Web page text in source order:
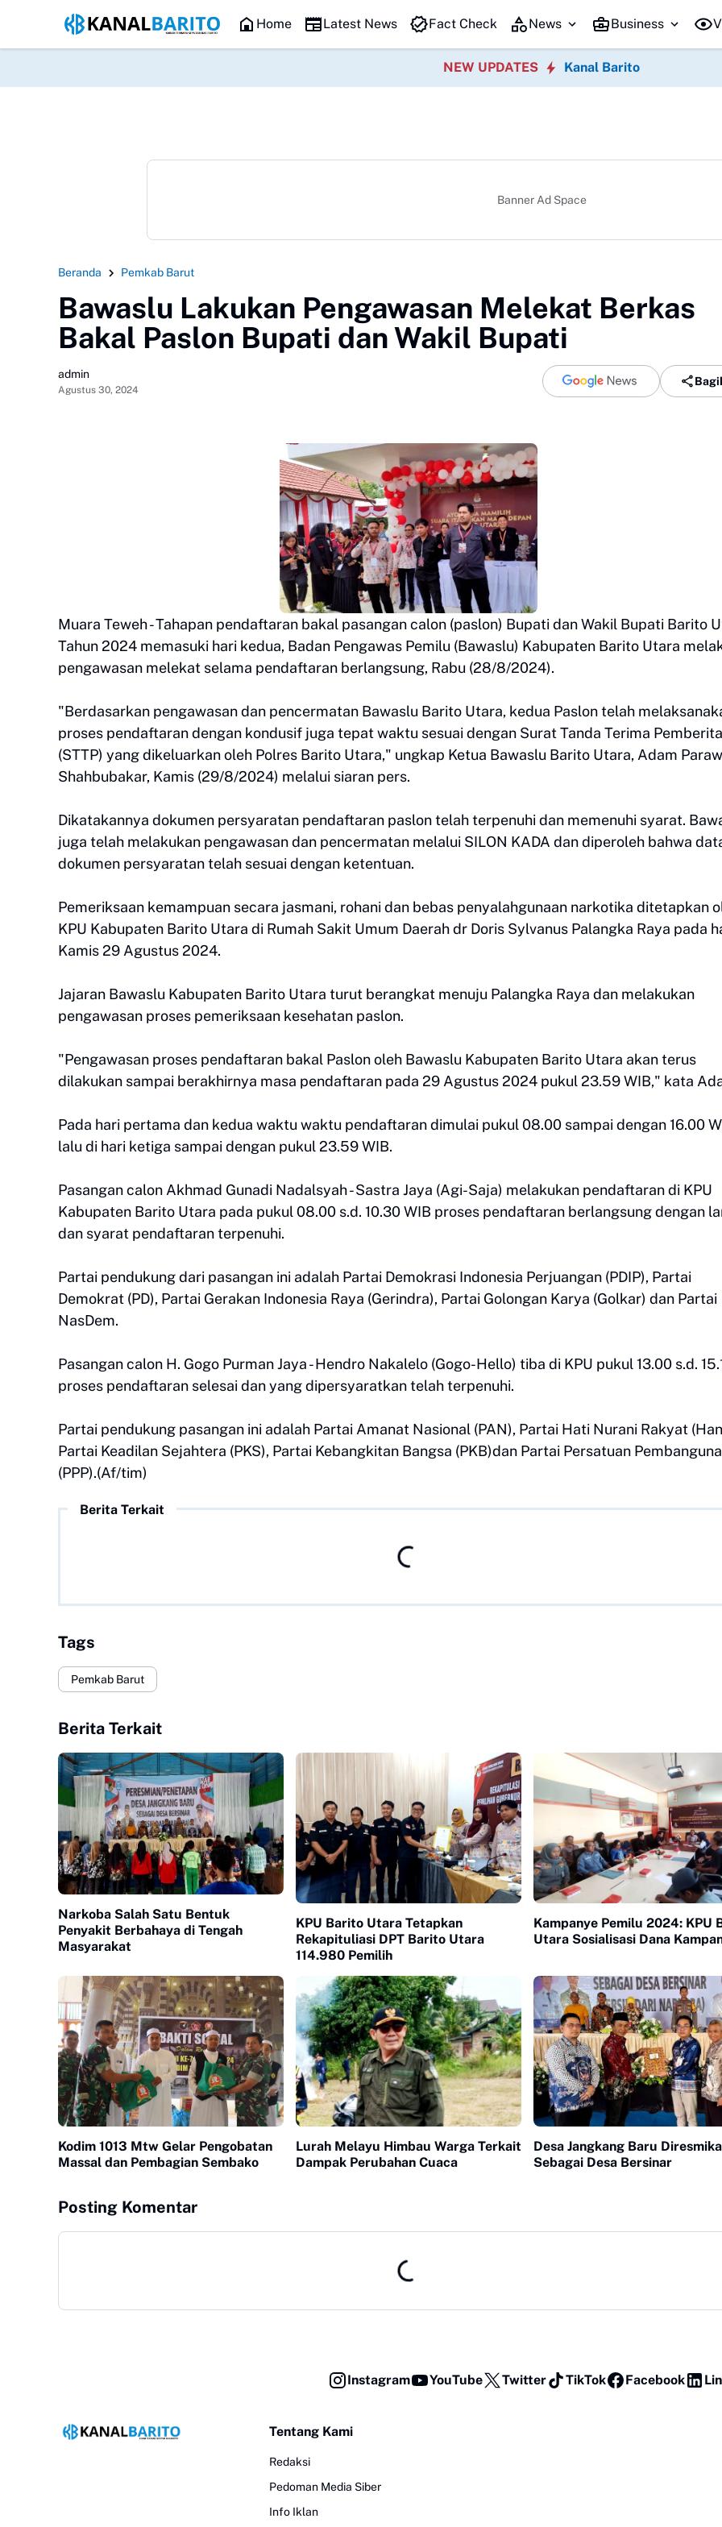
HEADLINE
Home Latest News Fact Check News Business
NEW UPDATES Kanal Barito
Banner Ad Space
Beranda Pemkab Barut
Bawaslu Lakukan Pengawasan Melekat Berkas
Bakal Paslon Bupati dan Wakil Bupati
admin
Agustus 30, 2024
Muara Teweh - Tahapan pendaftaran bakal pasangan calon (paslon) Bupati dan Wakil Bupati Barito
Tahun 2024 memasuki hari kedua, Badan Pengawas Pemilu (Bawaslu) Kabupaten Barito Utara
pengawasan melekat selama pendaftaran berlangsung, Rabu (28/8/2024).
"Berdasarkan pengawasan dan pencermatan Bawaslu Barito Utara, kedua Paslon telah
proses pendaftaran dengan kondusif juga tepat waktu sesuai dengan Surat Tanda Terima
(STTP) yang dikeluarkan oleh Polres Barito Utara," ungkap Ketua Bawaslu Barito Utara, Adam
Shahbubakar, Kamis (29/8/2024) melalui siaran pers.
Dikatakannya dokumen persyaratan pendaftaran paslon telah terpenuhi dan memenuhi syarat.
juga telah melakukan pengawasan dan pencermatan melalui SILON KADA dan diperoleh bahwa
dokumen persyaratan telah sesuai dengan ketentuan.
Pemeriksaan kemampuan secara jasmani, rohani dan bebas penyalahgunaan narkotika ditetapkan
KPU Kabupaten Barito Utara di Rumah Sakit Umum Daerah dr Doris Sylvanus Palangka Raya pada
Kamis 29 Agustus 2024.
Jajaran Bawaslu Kabupaten Barito Utara turut berangkat menuju Palangka Raya dan melakukan
pengawasan proses pemeriksaan kesehatan paslon.
"Pengawasan proses pendaftaran bakal Paslon oleh Bawaslu Kabupaten Barito Utara akan terus
dilakukan sampai berakhirnya masa pendaftaran pada 29 Agustus 2024 pukul 23.59 WIB," kata
Pada hari pertama dan kedua waktu waktu pendaftaran dimulai pukul 08.00 sampai dengan 16.00
lalu di hari ketiga sampai dengan pukul 23.59 WIB.
Pasangan calon Akhmad Gunadi Nadalsyah - Sastra Jaya (Agi-Saja) melakukan pendaftaran di KPU
Kabupaten Barito Utara pada pukul 08.00 s.d. 10.30 WIB proses pendaftaran berlangsung dengan
dan syarat pendaftaran terpenuhi.
Partai pendukung dari pasangan ini adalah Partai Demokrasi Indonesia Perjuangan (PDIP), Partai
Demokrat (PD), Partai Gerakan Indonesia Raya (Gerindra), Partai Golongan Karya (Golkar) dan Partai
NasDem.
Pasangan calon H. Gogo Purman Jaya - Hendro Nakalelo (Gogo-Hello) tiba di KPU pukul 13.00 s.d.
proses pendaftaran selesai dan yang dipersyaratkan telah terpenuhi.
Partai pendukung pasangan ini adalah Partai Amanat Nasional (PAN), Partai Hati Nurani Rakyat
Partai Keadilan Sejahtera (PKS), Partai Kebangkitan Bangsa (PKB)dan Partai Persatuan
(PPP).(Af/tim)
Berita Terkait
Tags
Pemkab Barut
Berita Terkait
Narkoba Salah Satu Bentuk
Penyakit Berbahaya di Tengah
Masyarakat
KPU Barito Utara Tetapkan
Rekapituliasi DPT Barito Utara
114.980 Pemilih
Kampanye Pemilu 2024: KPU
Utara Sosialisasi Dana
Kodim 1013 Mtw Gelar Pengobatan
Massal dan Pembagian Sembako
Lurah Melayu Himbau Warga Terkait
Dampak Perubahan Cuaca
Desa Jangkang Baru
Sebagai Desa Bersinar
Posting Komentar
Instagram YouTube Twitter TikTok Facebook
Tentang Kami
Redaksi
Pedoman Media Siber
Info Iklan